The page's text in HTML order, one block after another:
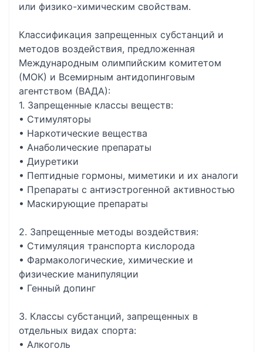
или физико-химическим свойствам.
Классификация запрещенных субстанций и
методов воздействия, предложенная
Международным олимпийским комитетом
(МОК) и Всемирным антидопинговым
агентством (ВАДА):
1. Запрещенные классы веществ:
• Стимуляторы
• Наркотические вещества
• Анаболические препараты
• Диуретики
• Пептидные гормоны, миметики и их аналоги
• Препараты с антиэстрогенной активностью
• Маскирующие препараты
2. Запрещенные методы воздействия:
• Стимуляция транспорта кислорода
• Фармакологические, химические и
физические манипуляции
• Генный допинг
3. Классы субстанций, запрещенных в
отдельных видах спорта:
• Алкоголь